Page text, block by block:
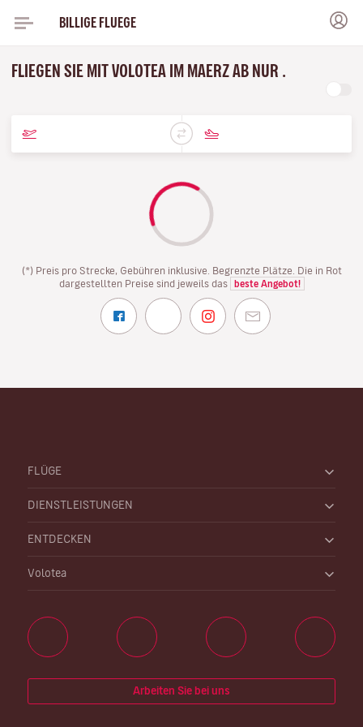
BILLIGE FLUEGE
FLIEGEN SIE MIT VOLOTEA IM MAERZ AB NUR .
(*) Preis pro Strecke, Gebühren inklusive. Begrenzte Plätze. Die in Rot
dargestellten Preise sind jeweils das
beste Angebot!
FLÜGE
DIENSTLEISTUNGEN
ENTDECKEN
Volotea
Arbeiten Sie bei uns